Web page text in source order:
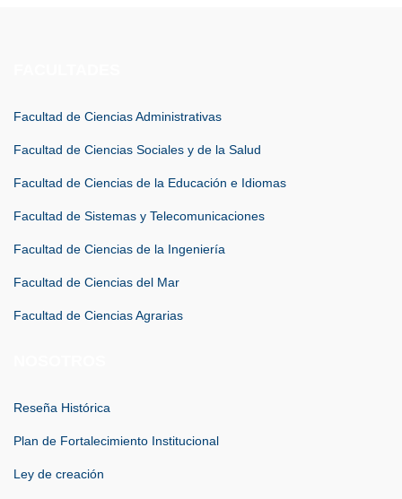
Facultad de Ciencias Administrativas
Facultad de Ciencias Sociales y de la Salud
Facultad de Ciencias de la Educación e Idiomas
Facultad de Sistemas y Telecomunicaciones
Facultad de Ciencias de la Ingeniería
Facultad de Ciencias del Mar
Facultad de Ciencias Agrarias
Reseña Histórica
Plan de Fortalecimiento Institucional
Ley de creación